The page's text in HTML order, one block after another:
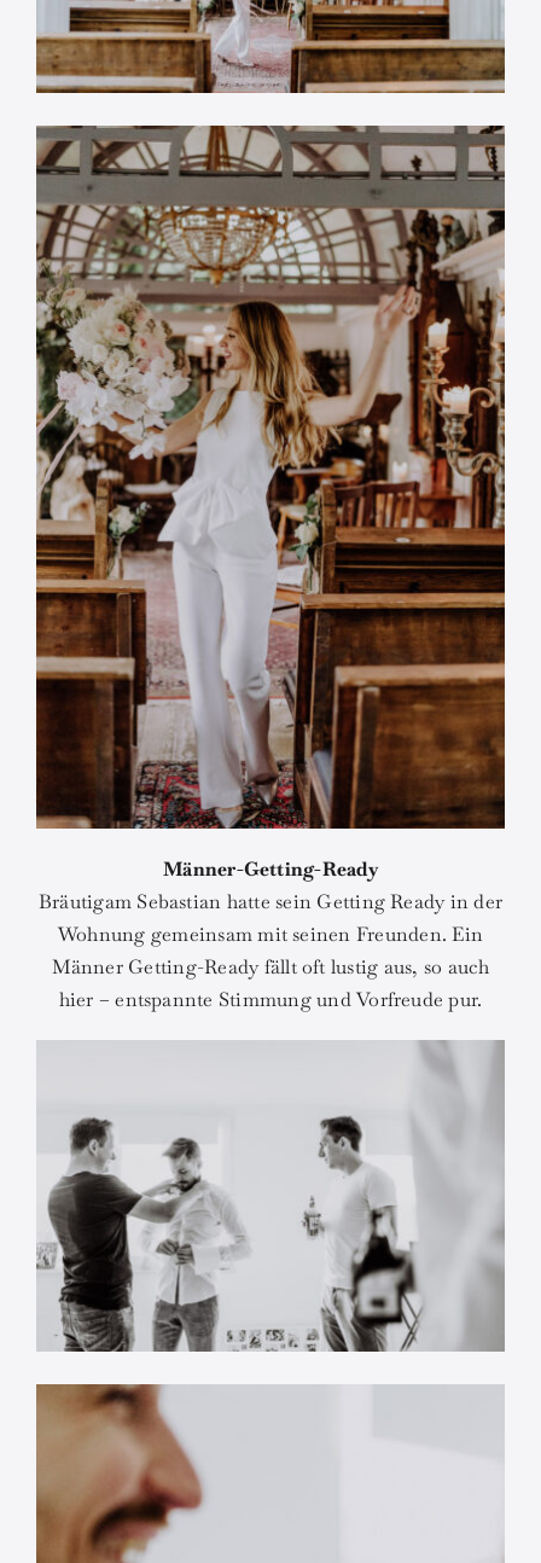
Männer-Getting-Ready
Bräutigam Sebastian hatte sein Getting Ready in der
Wohnung gemeinsam mit seinen Freunden. Ein
Männer Getting-Ready fällt oft lustig aus, so auch
hier – entspannte Stimmung und Vorfreude pur.